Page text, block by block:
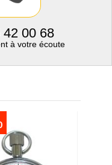
42 00 68
à votre écoute